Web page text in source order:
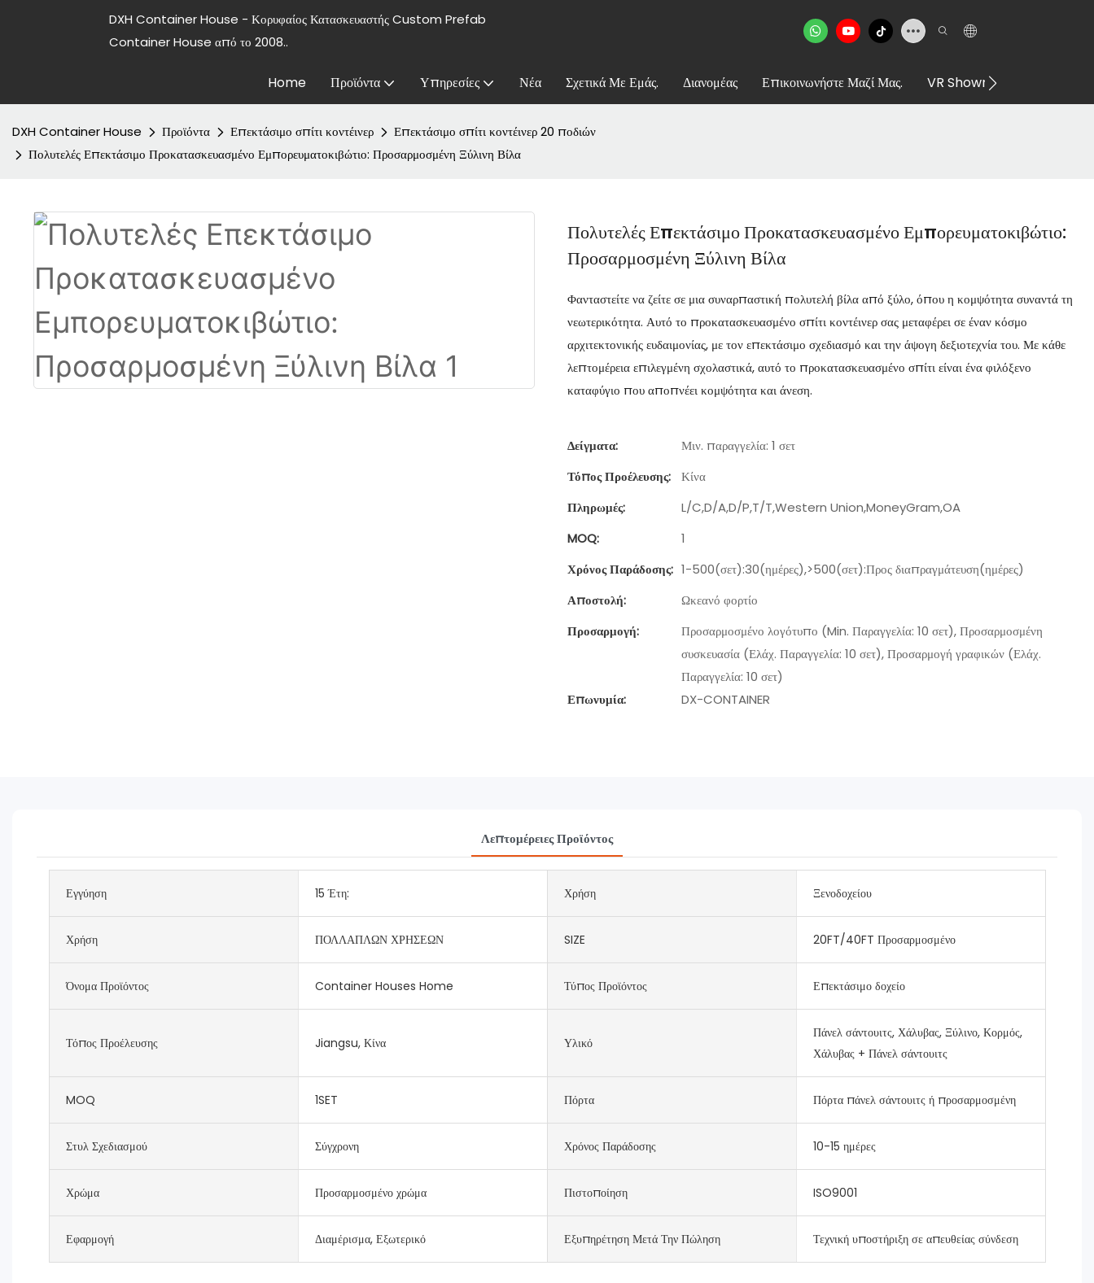
DXH Container House - Κορυφαίος Κατασκευαστής Custom Prefab
Container House από το 2008..
Home Προϊόντα Υπηρεσίες Νέα Σχετικά Με Εμάς. Διανομέας Επικοινωνήστε Μαζί Μας. VR Showroom
DXH Container House Προϊόντα Επεκτάσιμο σπίτι κοντέινερ
Επεκτάσιμο σπίτι κοντέινερ 20 ποδιών
Πολυτελές Επεκτάσιμο Προκατασκευασμένο Εμπορευματοκιβώτιο: Προσαρμοσμένη Ξύλινη Βίλα
Πολυτελές Επεκτάσιμο Προκατασκευασμένο Εμπορευματοκιβώτιο:
Προσαρμοσμένη Ξύλινη Βίλα
Φανταστείτε να ζείτε σε μια συναρπαστική πολυτελή βίλα από ξύλο, όπου η κομψότητα συναντά τη
νεωτερικότητα. Αυτό το προκατασκευασμένο σπίτι κοντέινερ σας μεταφέρει σε έναν κόσμο
αρχιτεκτονικής ευδαιμονίας, με τον επεκτάσιμο σχεδιασμό και την άψογη δεξιοτεχνία του. Με κάθε
λεπτομέρεια επιλεγμένη σχολαστικά, αυτό το προκατασκευασμένο σπίτι είναι ένα φιλόξενο
καταφύγιο που αποπνέει κομψότητα και άνεση.
Δείγματα:
Μιν. παραγγελία: 1 σετ
Τόπος Προέλευσης:
Κίνα
Πληρωμές:
L/C,D/A,D/P,T/T,Western Union,MoneyGram,OA
MOQ:
1
Χρόνος Παράδοσης: 1-500(σετ):30(ημέρες),>500(σετ):Προς διαπραγμάτευση(ημέρες)
Αποστολή:
Ωκεανό φορτίο
Προσαρμογή:
Προσαρμοσμένο λογότυπο (Min. Παραγγελία: 10 σετ), Προσαρμοσμένη
συσκευασία (Ελάχ. Παραγγελία: 10 σετ), Προσαρμογή γραφικών (Ελάχ.
Παραγγελία: 10 σετ)
Επωνυμία:
DX-CONTAINER
Λεπτομέρειες Προϊόντος
Εγγύηση 15 Έτη: Χρήση Ξενοδοχείου
Χρήση ΠΟΛΛΑΠΛΩΝ ΧΡΗΣΕΩΝ SIZE 20FT/40FT Προσαρμοσμένο
Όνομα Προϊόντος Container Houses Home Τύπος Προϊόντος Επεκτάσιμο δοχείο
Τόπος Προέλευσης Jiangsu, Κίνα Υλικό
Πάνελ σάντουιτς, Χάλυβας, Ξύλινο, Κορμός,
Χάλυβας + Πάνελ σάντουιτς
MOQ 1SET Πόρτα Πόρτα πάνελ σάντουιτς ή προσαρμοσμένη
Στυλ Σχεδιασμού Σύγχρονη Χρόνος Παράδοσης 10-15 ημέρες
Χρώμα Προσαρμοσμένο χρώμα Πιστοποίηση ISO9001
Εφαρμογή Διαμέρισμα, Εξωτερικό Εξυπηρέτηση Μετά Την Πώληση Τεχνική υποστήριξη σε απευθείας σύνδεση